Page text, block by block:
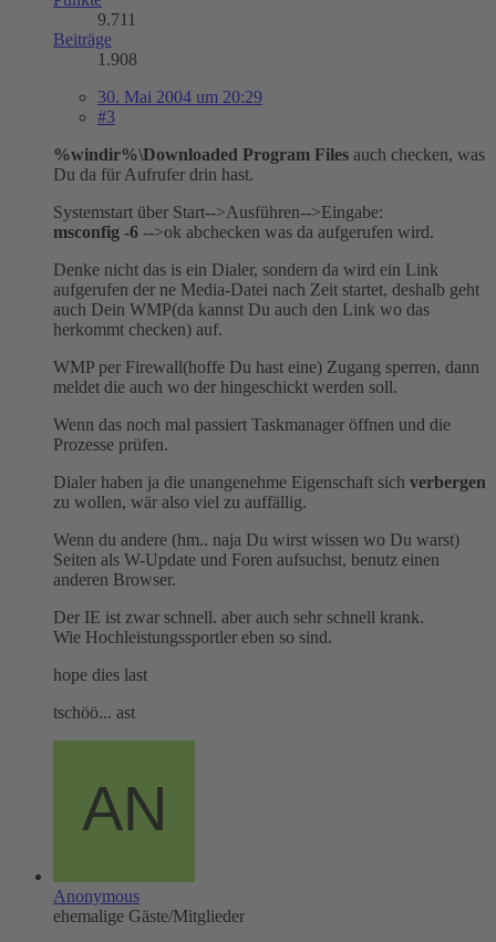
9.711
Beiträge
1.908
30. Mai 2004 um 20:29
#3
%windir%\Downloaded Program Files auch checken, was
Du da für Aufrufer drin hast.
Systemstart über Start-->Ausführen-->Eingabe:
msconfig -6 -->ok abchecken was da aufgerufen wird.
Denke nicht das is ein Dialer, sondern da wird ein Link
aufgerufen der ne Media-Datei nach Zeit startet, deshalb geht
auch Dein WMP(da kannst Du auch den Link wo das
herkommt checken) auf.
WMP per Firewall(hoffe Du hast eine) Zugang sperren, dann
meldet die auch wo der hingeschickt werden soll.
Wenn das noch mal passiert Taskmanager öffnen und die
Prozesse prüfen.
Dialer haben ja die unangenehme Eigenschaft sich verbergen
zu wollen, wär also viel zu auffällig.
Wenn du andere (hm.. naja Du wirst wissen wo Du warst)
Seiten als W-Update und Foren aufsuchst, benutz einen
anderen Browser.
Der IE ist zwar schnell. aber auch sehr schnell krank.
Wie Hochleistungssportler eben so sind.
hope dies last
tschöö... ast
Anonymous
ehemalige Gäste/Mitglieder